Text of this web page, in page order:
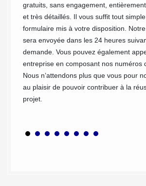
gratuits, sans engagement,
et très détaillés. Il vous suffit tout
formulaire mis à votre disposition.
sera envoyée dans les 24 heures
demande. Vous pouvez également
entreprise en composant nos numéros
Nous n’attendons plus que vous pour
au plaisir de pouvoir contribuer à la
projet.